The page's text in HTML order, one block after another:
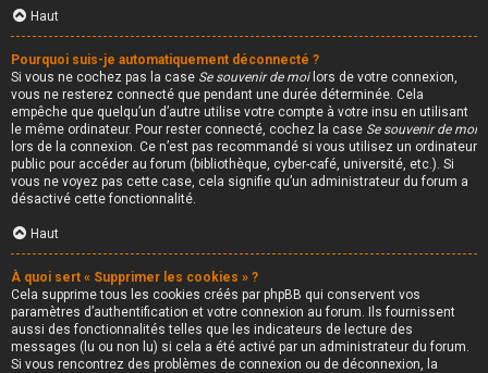
Haut
Pourquoi suis-je automatiquement déconnecté ?
Si vous ne cochez pas la case Se souvenir de moilors de votre connexion,
vous ne resterez connecté que pendant une durée déterminée. Cela
empêche que quelqu’un d’autre utilise votre compte à votre insu en utilisant
le même ordinateur. Pour rester connecté, cochez la case Se souvenir de moi
lors de la connexion. Ce n’est pas recommandé si vous utilisez un ordinateur
public pour accéder au forum (bibliothèque, cyber-café, université, etc.). Si
vous ne voyez pas cette case, cela signifie qu’un administrateur du forum a
désactivé cette fonctionnalité.
Haut
À quoi sert « Supprimer les cookies » ?
Cela supprime tous les cookies créés par phpBB qui conservent vos
paramètres d’authentification et votre connexion au forum. Ils fournissent
aussi des fonctionnalités telles que les indicateurs de lecture des
messages (lu ou non lu) si cela a été activé par un administrateur du forum.
Si vous rencontrez des problèmes de connexion ou de déconnexion, la